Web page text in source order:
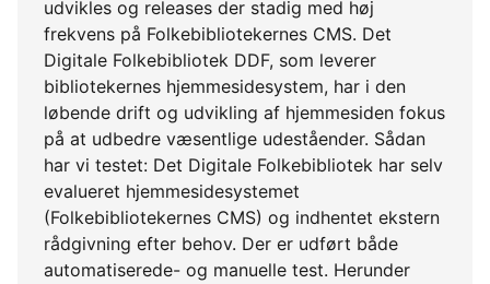
udvikles og releases der stadig med høj
frekvens på Folkebibliotekernes CMS. Det
Digitale Folkebibliotek DDF, som leverer
bibliotekernes hjemmesidesystem, har i den
løbende drift og udvikling af hjemmesiden fokus
på at udbedre væsentlige udeståender. Sådan
har vi testet: Det Digitale Folkebibliotek har selv
evalueret hjemmesidesystemet
(Folkebibliotekernes CMS) og indhentet ekstern
rådgivning efter behov. Der er udført både
automatiserede- og manuelle test. Herunder